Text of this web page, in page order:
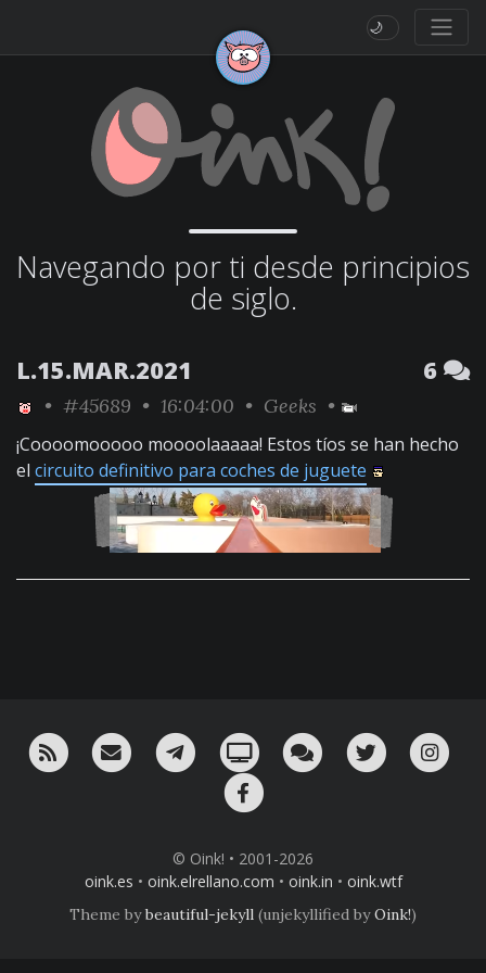
🌙
Navegando por ti desde principios
de siglo.
L.15.MAR.2021 6
• #45689 • 16:04:00 • Geeks •
¡Coooomooooo moooolaaaaa! Estos tíos se han hecho
el circuito definitivo para coches de juguete
RSS ¡Mándame un email!¡Nuestro canal en Telegram!
Oink! TV Charla con nosotros
Twitter
© Oink! • 2001-2026
oink.es • oink.elrellano.com • oink.in • oink.wtf
Theme bybeautiful-jekyll (unjekyllified byOink!)